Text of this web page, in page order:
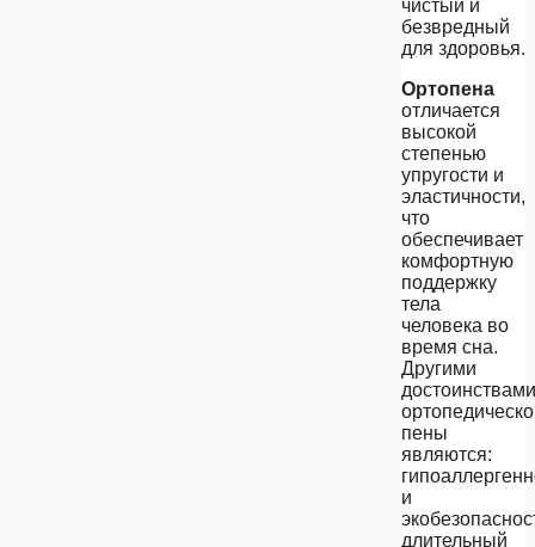
чистый и
безвредный
для здоровья.
Ортопена
отличается
высокой
степенью
упругости и
эластичности,
что
обеспечивает
комфортную
поддержку
тела
человека во
время сна.
Другими
достоинствами
пены
являются:
и
длительный